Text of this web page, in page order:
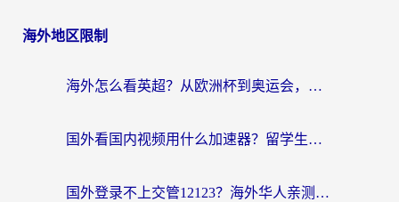
海外地区限制
海外怎么看英超？从欧洲杯到奥运会，一份让你不卡壳的中文解说观看指南
国外看国内视频用什么加速器？留学生和海外华人的实用指南
国外登录不上交管12123？海外华人亲测有效的回国加速器选择指南